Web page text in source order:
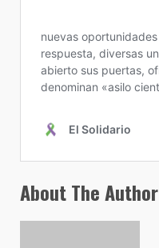
About The Author